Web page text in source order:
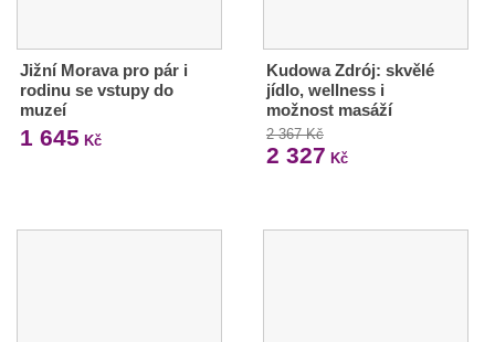
Jižní Morava pro pár i
rodinu se vstupy do
muzeí
1 645 Kč
Kudowa Zdrój: skvělé
jídlo, wellness i
možnost masáží
2 367 Kč
2 327 Kč